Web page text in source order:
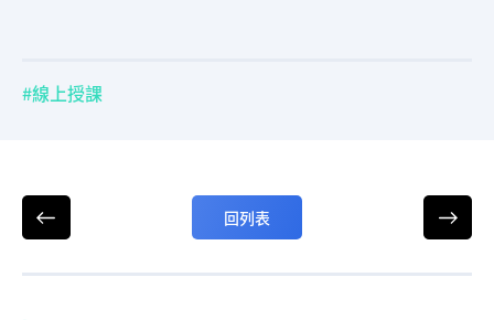
線上授課
回列表